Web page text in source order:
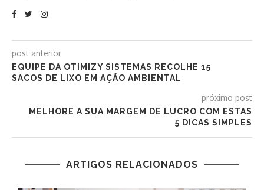
post anterior
EQUIPE DA OTIMIZY SISTEMAS RECOLHE 15
SACOS DE LIXO EM AÇÃO AMBIENTAL
próximo post
MELHORE A SUA MARGEM DE LUCRO COM ESTAS
5 DICAS SIMPLES
ARTIGOS RELACIONADOS